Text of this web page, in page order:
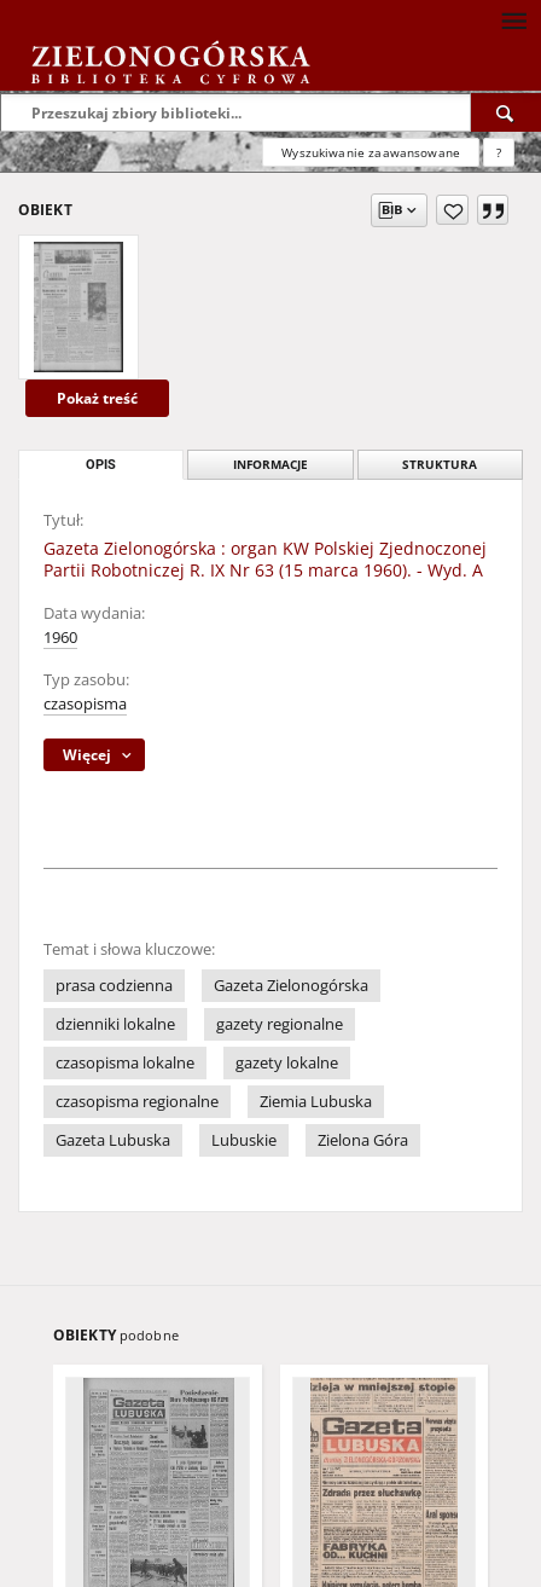
Wyszukiwanie zaawansowane ?
OBIEKT
Pokaż treść
OPIS INFORMACJE STRUKTURA
Tytuł:
Gazeta Zielonogórska : organ KW Polskiej Zjednoczonej
Partii Robotniczej R. IX Nr 63 (15 marca 1960). - Wyd. A
Data wydania:
1960
Typ zasobu:
czasopisma
Więcej
Temat i słowa kluczowe:
prasa codzienna
Gazeta Zielonogórska
dzienniki lokalne
gazety regionalne
czasopisma lokalne
gazety lokalne
czasopisma regionalne
Ziemia Lubuska
Gazeta Lubuska
Lubuskie Zielona Góra
OBIEKTY podobne